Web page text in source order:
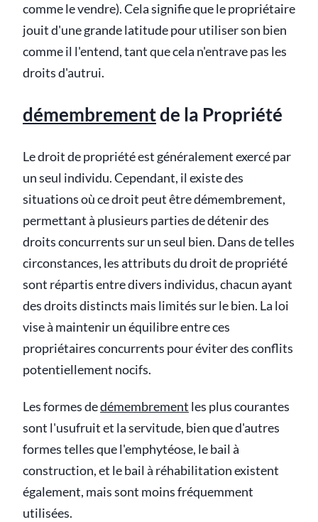
comme le vendre). Cela signifie que le propriétaire
jouit d'une grande latitude pour utiliser son bien
comme il l'entend, tant que cela n'entrave pas les
droits d'autrui.
démembrementde la Propriété
Le droit de propriété est généralement exercé par
un seul individu. Cependant, il existe des
situations où ce droit peut être démembrement,
permettant à plusieurs parties de détenir des
droits concurrents sur un seul bien. Dans de telles
circonstances, les attributs du droit de propriété
sont répartis entre divers individus, chacun ayant
des droits distincts mais limités sur le bien. La loi
vise à maintenir un équilibre entre ces
propriétaires concurrents pour éviter des conflits
potentiellement nocifs.
Les formes dedémembrement les plus courantes
sont l'usufruit et la servitude, bien que d'autres
formes telles que l'emphytéose, le bail à
construction, et le bail à réhabilitation existent
également, mais sont moins fréquemment
utilisées.